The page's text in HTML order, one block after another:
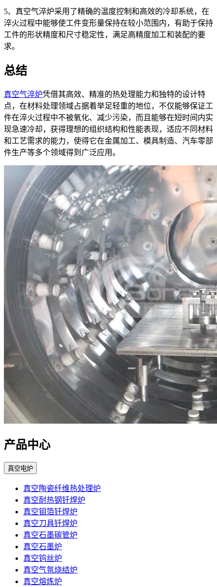
5、真空气淬炉采用了精确的温度控制和高效的冷却系统，在
淬火过程中能够使工件变形量保持在较小范围内，有助于保持
工件的形状精度和尺寸稳定性，满足高精度加工和装配的要
求。
总结
真空气淬炉凭借其高效、精准的热处理能力和独特的设计特
点，在材料处理领域占据着举足轻重的地位，不仅能够保证工
件在淬火过程中不被氧化、减少污染，而且能够在短时间内实
现急速冷却，获得理想的组织结构和性能表现，适应不同材料
和工艺需求的能力，使得它在金属加工、模具制造、汽车零部
件生产等多个领域得到广泛应用。
产品中心
真空电炉
真空陶瓷纤维热处理炉
真空耐热钢钎焊炉
真空钼箔钎焊炉
真空刀具钎焊炉
真空石墨碳管炉
真空石墨炉
真空钨丝炉
真空气氛烧结炉
真空熔炼炉